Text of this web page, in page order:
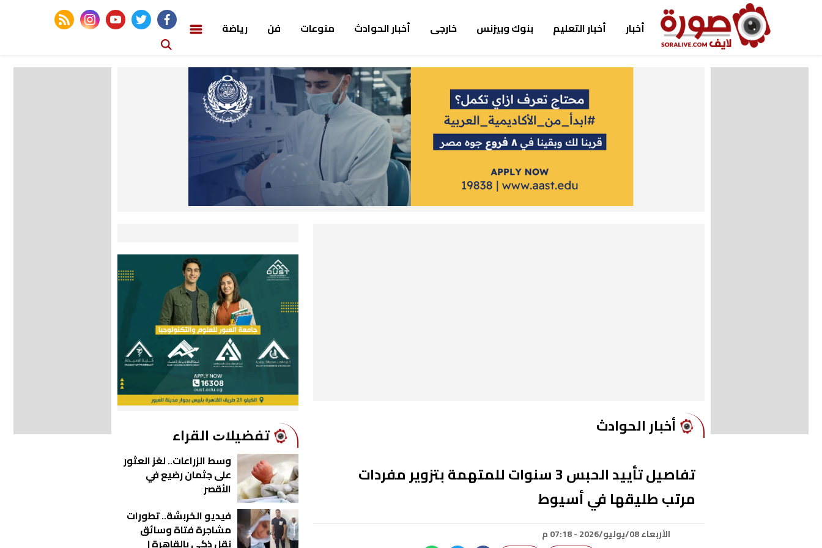
أخبار أخبار التعليم بنوك وبيزنس خارجى أخبار الحوادث منوعات فن رياضة
facebook
twitter
youtube
instagram
rss feed
أخبار الحوادث
تفاصيل تأييد الحبس 3 سنوات للمتهمة بتزوير مفردات
مرتب طليقها في أسيوط
الأربعاء 08/يوليو/2026 - 07:18 م
ﺗﻔﻀﻴﻼﺕ اﻟﻘﺮاء
وسط الزراعات.. لغز العثور
على جثمان رضيع في
الأقصر
فيديو الخربشة.. تطورات
مشاجرة فتاة وسائق
نقل ذكي بالقاهرة |